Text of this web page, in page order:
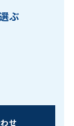
ぶ
せ